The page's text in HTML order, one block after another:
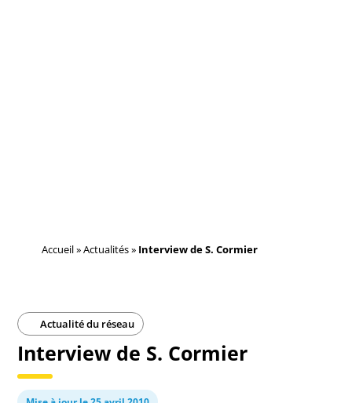
Accueil»Actualités» Interview de S. Cormier
Actualité du réseau
Interview de S. Cormier